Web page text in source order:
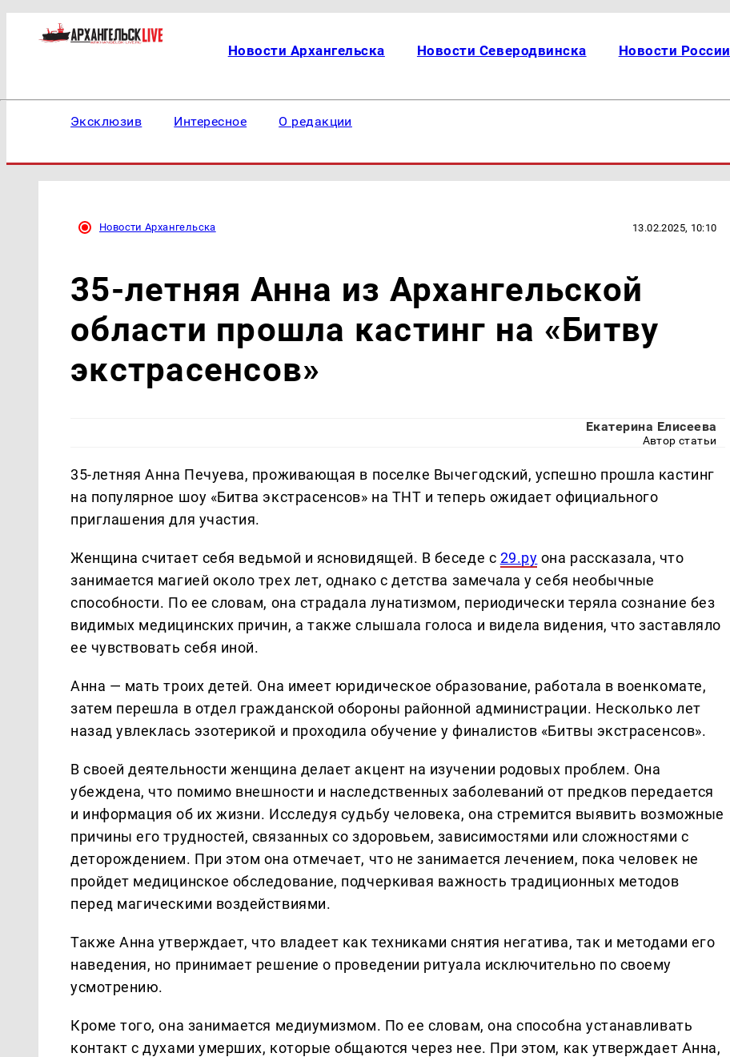
Новости Архангельска Новости Северодвинска Новости России
Эксклюзив Интересное О редакции
Новости Архангельска 13.02.2025, 10:10
35-летняя Анна из Архангельской
области прошла кастинг на «Битву
экстрасенсов»
Екатерина Елисеева
Автор статьи
35-летняя Анна Печуева, проживающая в поселке Вычегодский, успешно прошла кастинг
на популярное шоу «Битва экстрасенсов» на ТНТ и теперь ожидает официального
приглашения для участия.
Женщина считает себя ведьмой и ясновидящей. В беседе с 29.ру она рассказала, что
занимается магией около трех лет, однако с детства замечала у себя необычные
способности. По ее словам, она страдала лунатизмом, периодически теряла сознание без
видимых медицинских причин, а также слышала голоса и видела видения, что заставляло
ее чувствовать себя иной.
Анна — мать троих детей. Она имеет юридическое образование, работала в военкомате,
затем перешла в отдел гражданской обороны районной администрации. Несколько лет
назад увлеклась эзотерикой и проходила обучение у финалистов «Битвы экстрасенсов».
В своей деятельности женщина делает акцент на изучении родовых проблем. Она
убеждена, что помимо внешности и наследственных заболеваний от предков передается
и информация об их жизни. Исследуя судьбу человека, она стремится выявить возможные
причины его трудностей, связанных со здоровьем, зависимостями или сложностями с
деторождением. При этом она отмечает, что не занимается лечением, пока человек не
пройдет медицинское обследование, подчеркивая важность традиционных методов
перед магическими воздействиями.
Также Анна утверждает, что владеет как техниками снятия негатива, так и методами его
наведения, но принимает решение о проведении ритуала исключительно по своему
усмотрению.
Кроме того, она занимается медиумизмом. По ее словам, она способна устанавливать
контакт с духами умерших, которые общаются через нее. При этом, как утверждает Анна,